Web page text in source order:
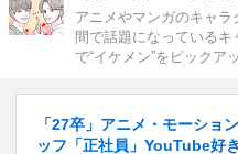
アニメやマンガのキャ
間で話題になっているキ
で“イケメン”をピックア
「27卒」アニメ・モーショ
ッフ「正社員」YouTube好